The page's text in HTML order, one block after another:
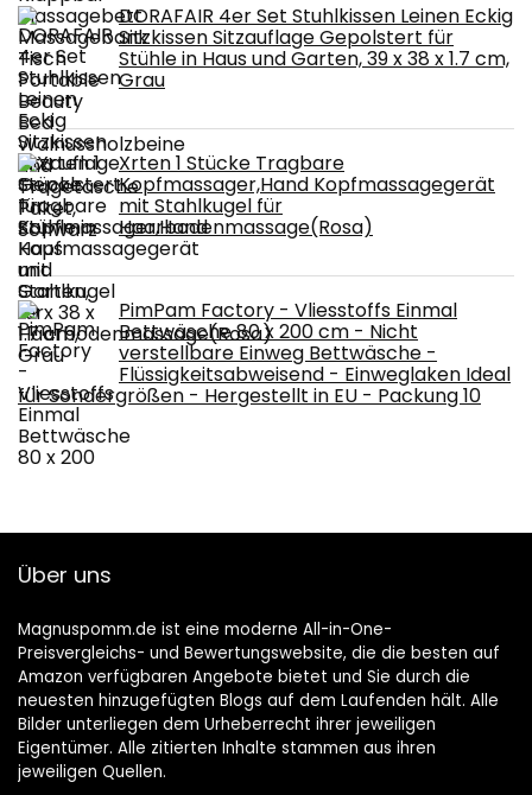
DORAFAIR 4er Set Stuhlkissen Leinen Eckig
Sitzkissen Sitzauflage Gepolstert für
Stühle in Haus und Garten, 39 x 38 x 1.7 cm,
Grau
Xrten 1 Stücke Tragbare
Kopfmassager,Hand Kopfmassagegerät
mit Stahlkugel für
Haarbodenmassage(Rosa)
PimPam Factory - Vliesstoffs Einmal
Bettwäsche 80 x 200 cm - Nicht
verstellbare Einweg Bettwäsche -
Flüssigkeitsabweisend - Einweglaken Ideal
für Sondergrößen - Hergestellt in EU - Packung 10
Über uns
Magnuspomm.de ist eine moderne All-in-One-
Preisvergleichs- und Bewertungswebsite, die die besten auf
Amazon verfügbaren Angebote bietet und Sie durch die
neuesten hinzugefügten Blogs auf dem Laufenden hält. Alle
Bilder unterliegen dem Urheberrecht ihrer jeweiligen
Eigentümer. Alle zitierten Inhalte stammen aus ihren
jeweiligen Quellen.